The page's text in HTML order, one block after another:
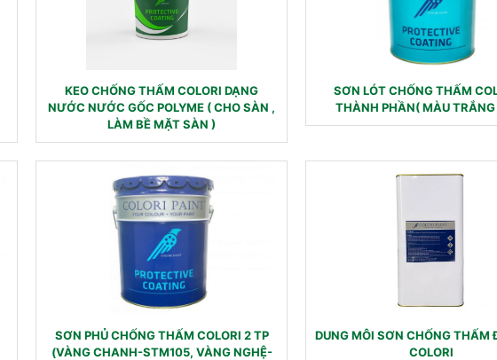
KEO CHỐNG THẤM COLORI DẠNG
NƯỚC NƯỚC GỐC POLYME ( CHO SÀN ,
LÀM BỀ MẶT SÀN )
SƠN LÓT CHỐNG THẤM
THÀNH PHẦN( MÀU
SƠN PHỦ CHỐNG THẤM COLORI 2 TP
(VÀNG CHANH-STM105, VÀNG NGHỆ-
DUNG MÔI SƠN CHỐNG THẤM
COLORI